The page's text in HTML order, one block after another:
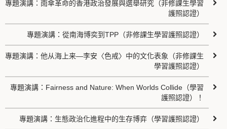
專題演講：雨傘革命的香港政治發展與選舉研究（非修課生學習
護照認證）
專題演講：從南海博奕到TPP（非修課生學習護照認證）
專題演講：他从海上来—李安〈色戒〉中的文化表象（非修課生
學習護照認證）
專題演講：Fairness and Nature: When Worlds Collide（學習
護照認證）！
專題演講：生態政治化進程中的生存博弈（學習護照認證）